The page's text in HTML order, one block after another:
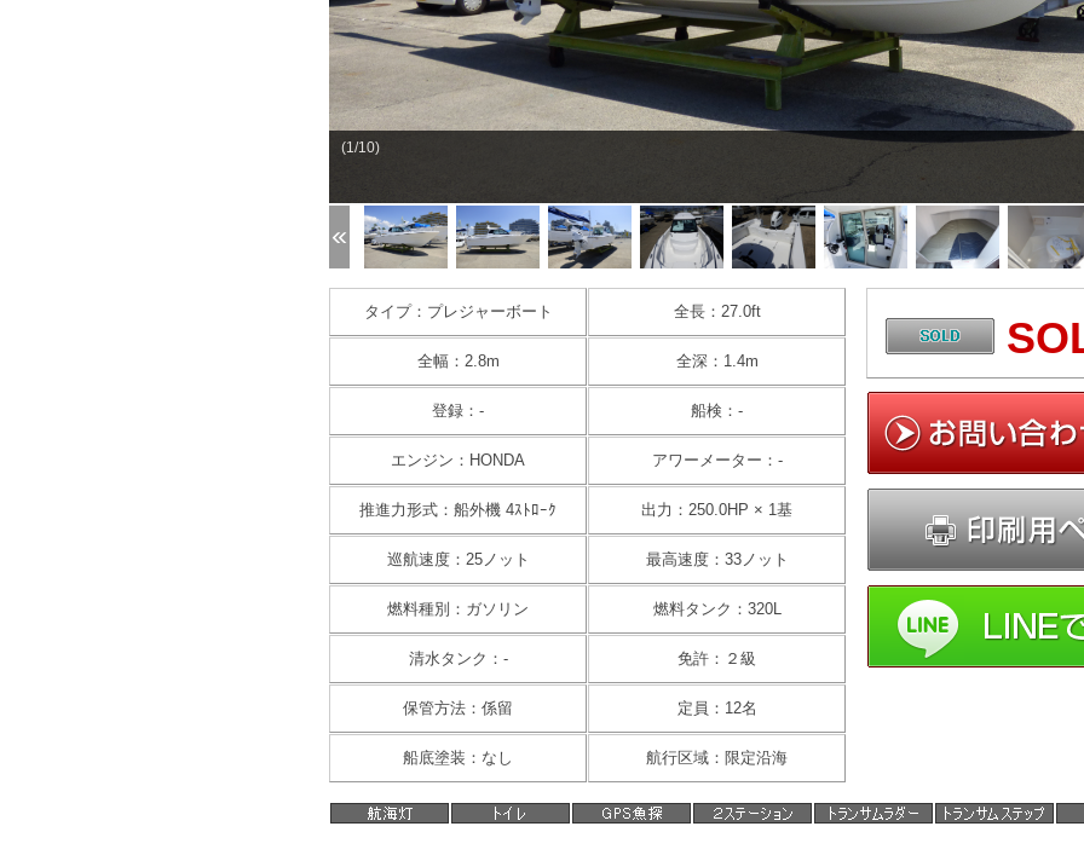
(1/10)
タイプ：プレジャーボート 全長：27.0ft
全幅：2.8m 全深：1.4m
登録：- 船検：-
エンジン：HONDA アワーメーター：-
推進力形式：船外機 4ｽﾄﾛｰｸ 出力：250.0HP × 1基
巡航速度：25ノット 最高速度：33ノット
燃料種別：ガソリン 燃料タンク：320L
清水タンク：- 免許：２級
保管方法：係留 定員：12名
船底塗装：なし 航行区域：限定沿海